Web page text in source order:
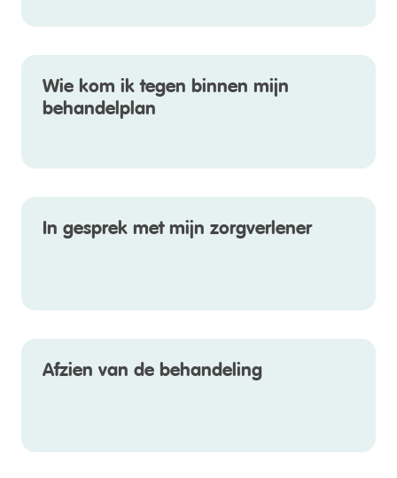
Wie kom ik tegen binnen mijn
behandelplan
In gesprek met mijn zorgverlener
Afzien van de behandeling